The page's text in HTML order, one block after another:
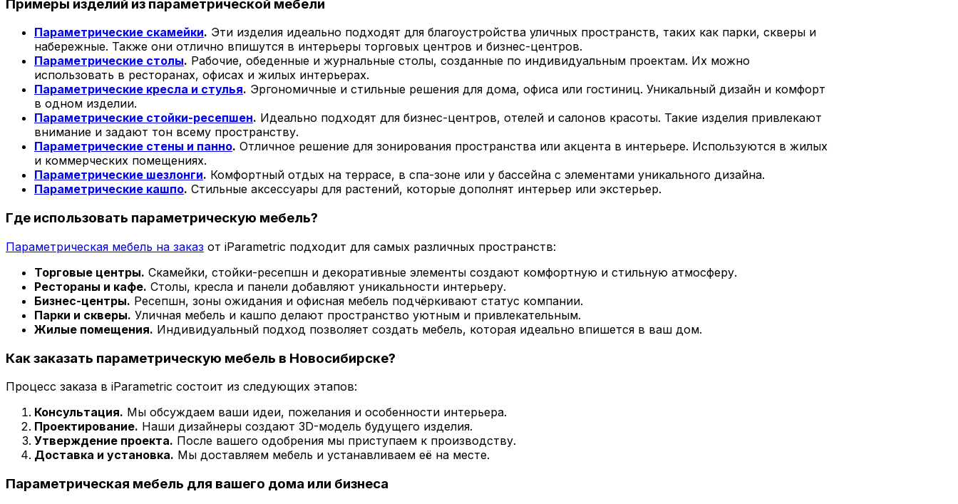
Примеры изделий из параметрической мебели
Параметрические скамейки. Эти изделия идеально подходят для благоустройства уличных пространств, таких как парки, скверы и
набережные. Также они отлично впишутся в интерьеры торговых центров и бизнес-центров.
Параметрические столы. Рабочие, обеденные и журнальные столы, созданные по индивидуальным проектам. Их можно
использовать в ресторанах, офисах и жилых интерьерах.
Параметрические кресла и стулья. Эргономичные и стильные решения для дома, офиса или гостиниц. Уникальный дизайн и комфорт
в одном изделии.
Параметрические стойки-ресепшен. Идеально подходят для бизнес-центров, отелей и салонов красоты. Такие изделия привлекают
внимание и задают тон всему пространству.
Параметрические стены и панно. Отличное решение для зонирования пространства или акцента в интерьере. Используются в жилых
и коммерческих помещениях.
Параметрические шезлонги. Комфортный отдых на террасе, в спа-зоне или у бассейна с элементами уникального дизайна.
Параметрические кашпо. Стильные аксессуары для растений, которые дополнят интерьер или экстерьер.
Где использовать параметрическую мебель?
Параметрическая мебель на заказ от iParametric подходит для самых различных пространств:
Торговые центры. Скамейки, стойки-ресепшн и декоративные элементы создают комфортную и стильную атмосферу.
Рестораны и кафе. Столы, кресла и панели добавляют уникальности интерьеру.
Бизнес-центры. Ресепшн, зоны ожидания и офисная мебель подчёркивают статус компании.
Парки и скверы. Уличная мебель и кашпо делают пространство уютным и привлекательным.
Жилые помещения. Индивидуальный подход позволяет создать мебель, которая идеально впишется в ваш дом.
Как заказать параметрическую мебель в Новосибирске?
Процесс заказа в iParametric состоит из следующих этапов:
Консультация. Мы обсуждаем ваши идеи, пожелания и особенности интерьера.
Проектирование. Наши дизайнеры создают 3D-модель будущего изделия.
Утверждение проекта. После вашего одобрения мы приступаем к производству.
Доставка и установка. Мы доставляем мебель и устанавливаем её на месте.
Параметрическая мебель для вашего дома или бизнеса